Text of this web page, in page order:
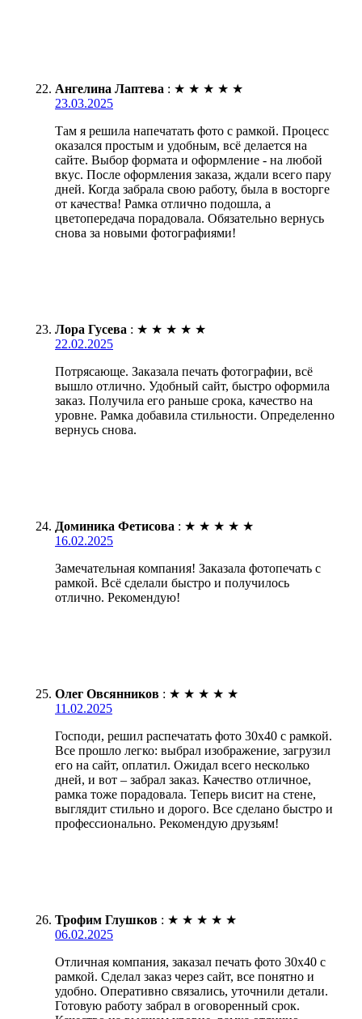
Ангелина Лаптева : ★ ★ ★ ★ ★
23.03.2025
Там я решила напечатать фото с рамкой. Процесс
оказался простым и удобным, всё делается на
сайте. Выбор формата и оформление - на любой
вкус. После оформления заказа, ждали всего пару
дней. Когда забрала свою работу, была в восторге
от качества! Рамка отлично подошла, а
цветопередача порадовала. Обязательно вернусь
снова за новыми фотографиями!
Лора Гусева : ★ ★ ★ ★ ★
22.02.2025
Потрясающе. Заказала печать фотографии, всё
вышло отлично. Удобный сайт, быстро оформила
заказ. Получила его раньше срока, качество на
уровне. Рамка добавила стильности. Определенно
вернусь снова.
Доминика Фетисова : ★ ★ ★ ★ ★
16.02.2025
Замечательная компания! Заказала фотопечать с
рамкой. Всё сделали быстро и получилось
отлично. Рекомендую!
Олег Овсянников : ★ ★ ★ ★ ★
11.02.2025
Господи, решил распечатать фото 30х40 с рамкой.
Все прошло легко: выбрал изображение, загрузил
его на сайт, оплатил. Ожидал всего несколько
дней, и вот – забрал заказ. Качество отличное,
рамка тоже порадовала. Теперь висит на стене,
выглядит стильно и дорого. Все сделано быстро и
профессионально. Рекомендую друзьям!
Трофим Глушков : ★ ★ ★ ★ ★
06.02.2025
Отличная компания, заказал печать фото 30х40 с
рамкой. Сделал заказ через сайт, все понятно и
удобно. Оперативно связались, уточнили детали.
Готовую работу забрал в оговоренный срок.